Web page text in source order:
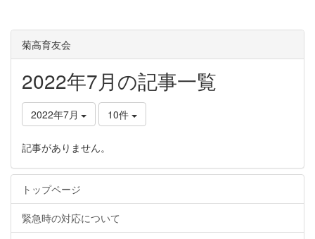
菊高育友会
2022年7月の記事一覧
2022年7月 10件
記事がありません。
トップページ
緊急時の対応について